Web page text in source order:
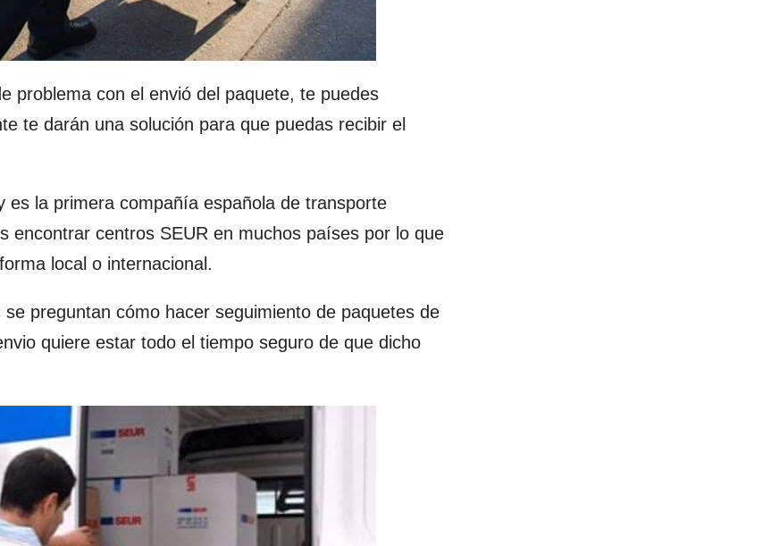
problema con el envió del paquete, te puedes
te darán una solución para que puedas recibir el
es la primera compañía española de transporte
encontrar centros SEUR en muchos países por lo que
local o internacional.
preguntan cómo hacer seguimiento de paquetes de
quiere estar todo el tiempo seguro de que dicho